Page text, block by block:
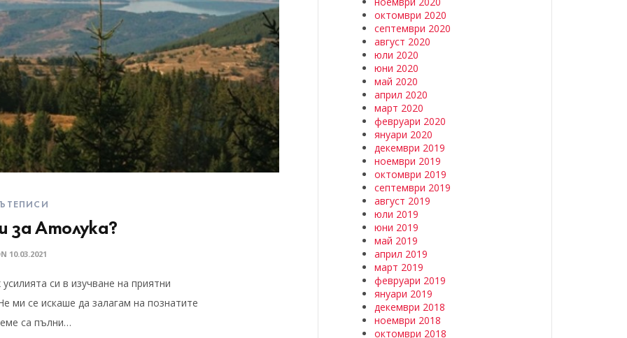
за Атолука?
10.03.2021
си в изучване на приятни
ми се искаше да залагам на познатите
са пълни…
октомври 2020
септември 2020
август 2020
юли 2020
юни 2020
май 2020
април 2020
март 2020
февруари 2020
януари 2020
декември 2019
ноември 2019
октомври 2019
септември 2019
август 2019
юли 2019
юни 2019
май 2019
април 2019
март 2019
февруари 2019
януари 2019
декември 2018
ноември 2018
октомври 2018